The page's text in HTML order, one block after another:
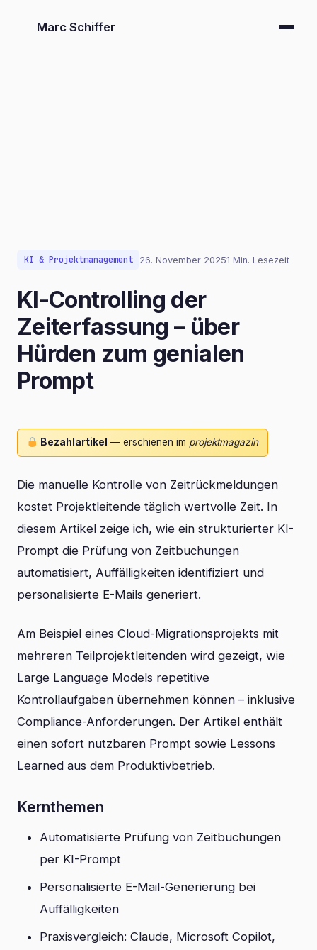
Marc Schiffer
KI & Projektmanagement 26. November 20251 Min. Lesezeit
KI-Controlling der
Zeiterfassung – über
Hürden zum genialen
Prompt
Bezahlartikel — erschienen im projektmagazin
Die manuelle Kontrolle von Zeitrückmeldungen
kostet Projektleitende täglich wertvolle Zeit. In
diesem Artikel zeige ich, wie ein strukturierter KI-
Prompt die Prüfung von Zeitbuchungen
automatisiert, Auffälligkeiten identifiziert und
personalisierte E-Mails generiert.
Am Beispiel eines Cloud-Migrationsprojekts mit
mehreren Teilprojektleitenden wird gezeigt, wie
Large Language Models repetitive
Kontrollaufgaben übernehmen können – inklusive
Compliance-Anforderungen. Der Artikel enthält
einen sofort nutzbaren Prompt sowie Lessons
Learned aus dem Produktivbetrieb.
Kernthemen
Automatisierte Prüfung von Zeitbuchungen
per KI-Prompt
Personalisierte E-Mail-Generierung bei
Auffälligkeiten
Praxisvergleich: Claude, Microsoft Copilot,